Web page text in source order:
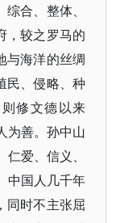
合、整体、
，较之罗马的
与海洋的丝绸
民、侵略、种
修文德以来
为善。孙中山
爱、信义、
中国人几千年
同时不主张屈